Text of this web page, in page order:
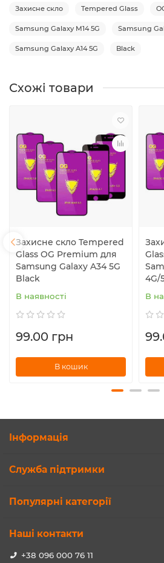
Захисне скло Tempered Glass
Samsung Galaxy M14 5G Samsung
Samsung Galaxy A14 5G Black
Схожі товари
Захисне скло Tempered
Glass OG Premium для
Samsung Galaxy A34 5G
Black
В наявності
99.00 грн
В кошик
4G/
В
Інформація
Служба підтримки
Популярні категорії
Наші контакти
+38 096 000 76 11